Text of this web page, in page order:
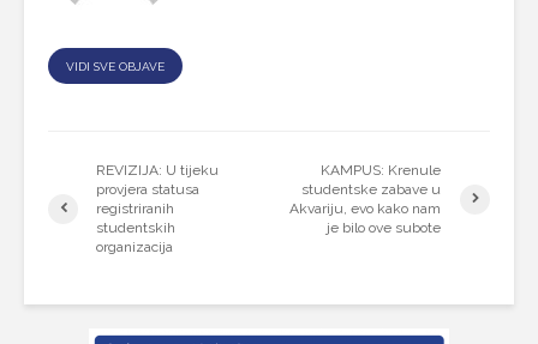
VIDI SVE OBJAVE
REVIZIJA: U tijeku
provjera statusa
registriranih
studentskih
organizacija
KAMPUS: Krenule
studentske zabave u
Akvariju, evo kako nam
je bilo ove subote